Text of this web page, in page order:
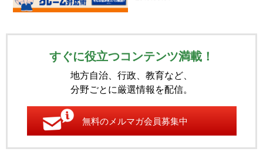
すぐに役立つコンテンツ満載！
地方自治、行政、教育など、
分野ごとに厳選情報を配信。
無料のメルマガ会員募集中